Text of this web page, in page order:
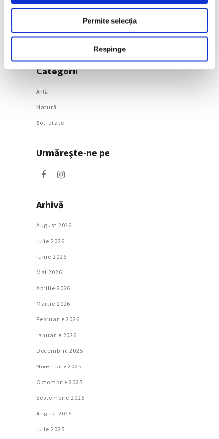
Permite selecția
Respinge
surorile Edma și Berthe
după decenii
7 August 2026
Categorii
Artǎ
Natură
Societate
Urmăreşte-ne pe
Arhivă
August 2026
Iulie 2026
Iunie 2026
Mai 2026
Aprilie 2026
Martie 2026
Februarie 2026
Ianuarie 2026
Decembrie 2025
Noiembrie 2025
Octombrie 2025
Septembrie 2025
August 2025
Iulie 2025